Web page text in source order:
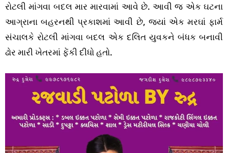
રોટલી માંગવા બદલ માર મારવામાં આવે છે. આવી જ એક ઘટના
આગ્રાના બહરનથી પ્રકાશમાં આવી છે, જ્યાં એક મરઘાં ફાર્મ
સંચાલકે રોટલી માંગવા બદલ એક દલિત યુવકને બંધક બનાવી
ઢોર મારી ખેતરમાં ફેંકી દીધો હતો.